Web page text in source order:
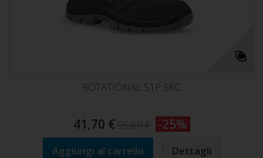
ROTATIONAL S1P SRC
41,70 €55,60 € -25%
Aggiungi al carrello Dettagli